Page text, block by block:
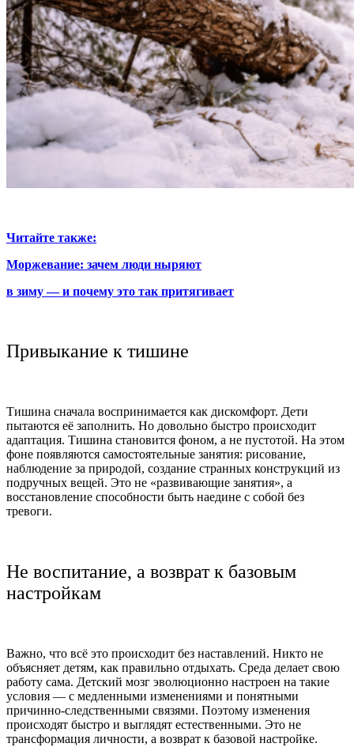
Читайте также:
Моржевание: зачем люди ныряют
в зиму —и почему это так притягивает
Привыкание к тишине
Тишина сначала воспринимается как дискомфорт. Дети
пытаются её заполнить. Но довольно быстро происходит
адаптация. Тишина становится фоном, а не пустотой. На этом
фоне появляются самостоятельные занятия: рисование,
наблюдение за природой, создание странных конструкций из
подручных вещей. Это не «развивающие занятия», а
восстановление способности быть наедине с собой без
тревоги.
Не воспитание, а возврат к базовым
настройкам
Важно, что всё это происходит без наставлений. Никто не
объясняет детям, как правильно отдыхать. Среда делает свою
работу сама. Детский мозг эволюционно настроен на такие
условия — с медленными изменениями и понятными
причинно-следственными связями. Поэтому изменения
происходят быстро и выглядят естественными. Это не
трансформация личности, а возврат к базовой настройке.